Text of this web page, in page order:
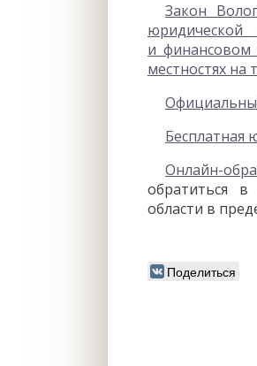
Закон
и финансовом
местностях на
Бесплатная
Онлайн-
обратиться в
области в
Поделиться